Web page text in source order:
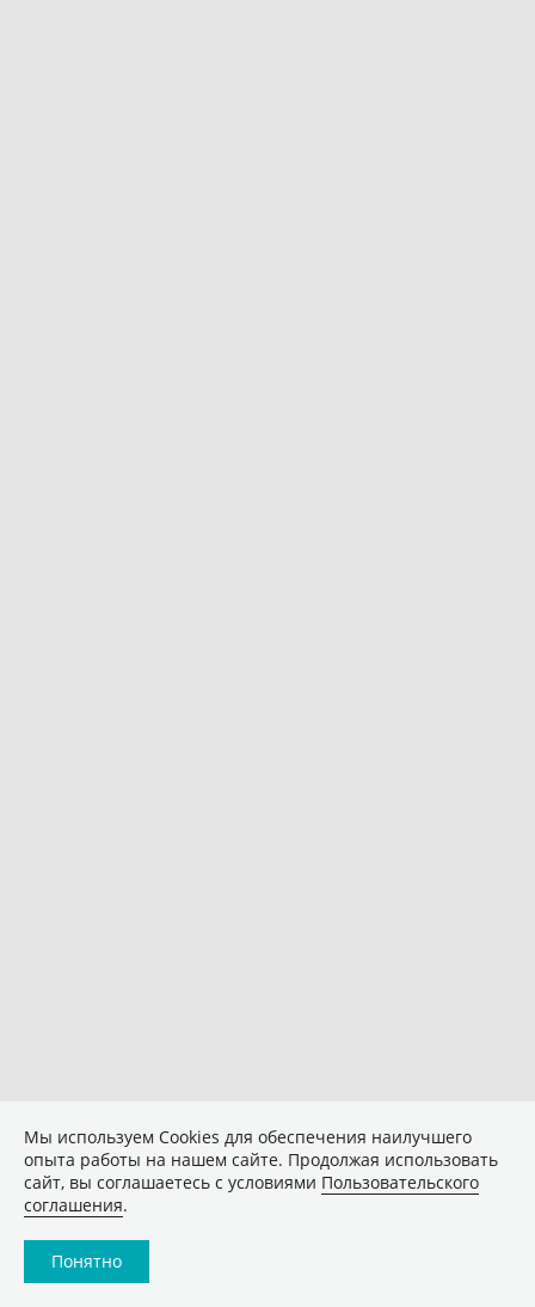
Мы используем Сookies для обеспечения наилучшего
опыта работы на нашем сайте. Продолжая использовать
сайт, вы соглашаетесь с условиями Пользовательского
соглашения.
Понятно